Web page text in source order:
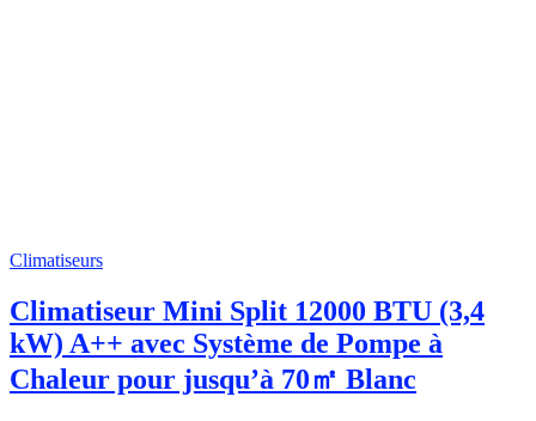
Climatiseurs
Climatiseur Mini Split 12000 BTU (3,4
kW) A++ avec Système de Pompe à
Chaleur pour jusqu’à 70㎡ Blanc